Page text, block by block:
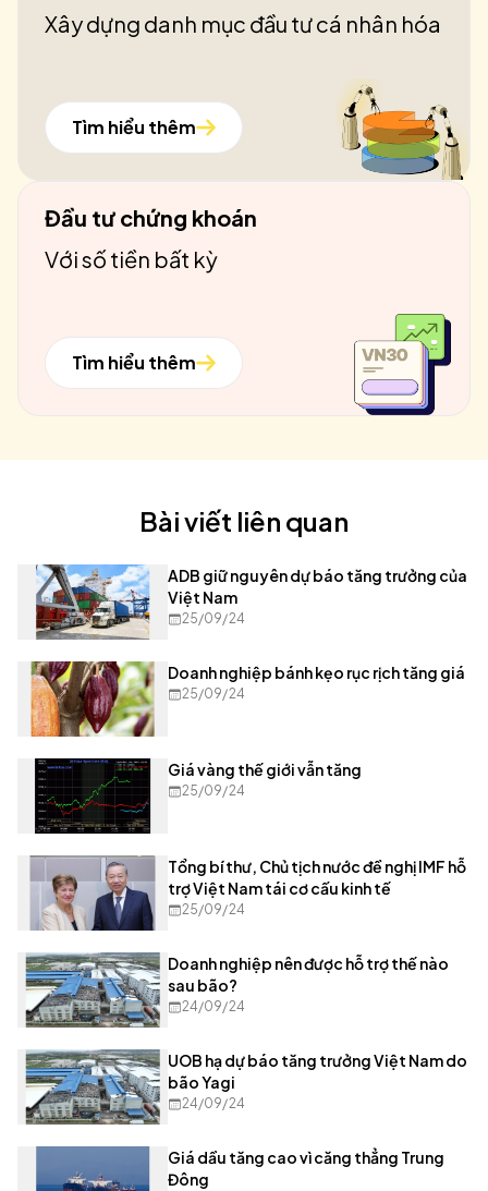
Xây dựng danh mục đầu tư cá nhân hóa
Tìm hiểu thêm
Đầu tư chứng khoán
Với số tiền bất kỳ
Tìm hiểu thêm
Bài viết liên quan
ADB giữ nguyên dự báo tăng trưởng của
Việt Nam
25/09/24
Doanh nghiệp bánh kẹo rục rịch tăng giá
25/09/24
Giá vàng thế giới vẫn tăng
25/09/24
Tổng bí thư, Chủ tịch nước đề nghị IMF hỗ
trợ Việt Nam tái cơ cấu kinh tế
25/09/24
Doanh nghiệp nên được hỗ trợ thế nào
sau bão?
24/09/24
UOB hạ dự báo tăng trưởng Việt Nam do
bão Yagi
24/09/24
Giá dầu tăng cao vì căng thẳng Trung
Đông